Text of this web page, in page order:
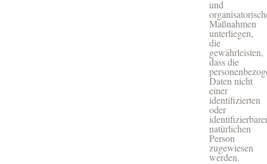
und
Maßnahmen
unterliegen,
die
gewährleisten,
dass die
Daten nicht
einer
identifizierten
oder
natürlichen
Person
zugewiesen
werden.